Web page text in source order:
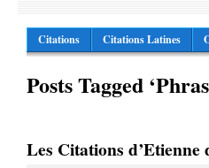
Citations Citations Latines
Posts Tagged
Les Citations d’Etienne